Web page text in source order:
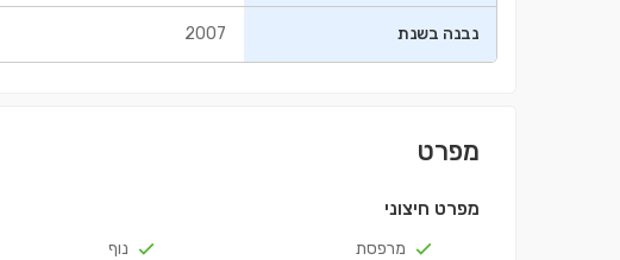
נבנה בשנת 2007
מפרט
מפרט חיצוני
מרפסת נוף